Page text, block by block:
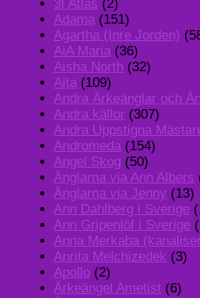
3I Atlas (2)
Adama (151)
Agartha (Inre Jorden)
AiA Maria (36)
Aisha North (32)
Aita (109)
Andra Ärkeänglar och
Andra källor (307)
Andra Uppstigna
Andromeda (154)
Angel Skog (50)
Änglarna via Ann Albers
Änglarna via Jenny (13)
Ann Dahlberg i Sverige
Ann Gripenlöf i Sverige
Anna Merkaba
Anrita Melchizedek (3)
Apollo (2)
Ärkeängel Ametist (6)